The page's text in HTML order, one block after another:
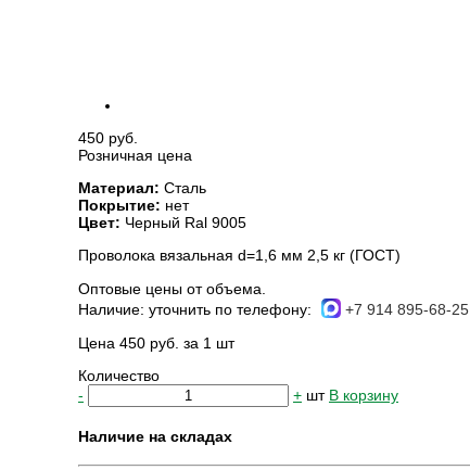
450 руб.
Розничная цена
Материал: Сталь
Покрытие: нет
Цвет: Черный Ral 9005
Проволока вязальная d=1,6 мм 2,5 кг (ГОСТ)
Оптовые цены от объема.
Наличие: уточнить по телефону: +7 914 895-68-25
Цена 450 руб. за 1 шт
Количество
-
+ шт В корзину
Наличие на складах